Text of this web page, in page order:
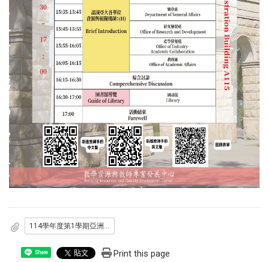
114學年度第1學期亞洲大學新進教師線上研習會海報.pdf
Share Print this page